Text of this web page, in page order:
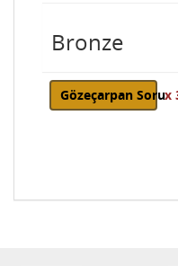
Bronze
Gözeçarpan Sorux